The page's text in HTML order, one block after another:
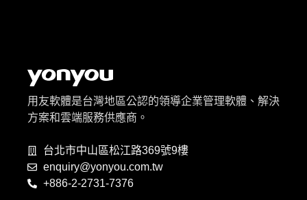
用友軟體是台灣地區公認的領導企業管理軟體、解決
方案和雲端服務供應商。
台北市中山區松江路369號9樓
enquiry@yonyou.com.tw
+886-2-2731-7376